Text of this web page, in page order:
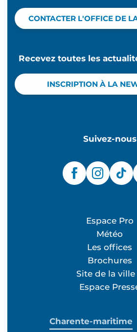
CONTACTER L'OFFICE DE
Recevez toutes les
INSCRIPTION À LA
Suivez-nous
Espace Pro
Météo
Les offices
Brochures
Site de la ville
Espace
Charente-maritime